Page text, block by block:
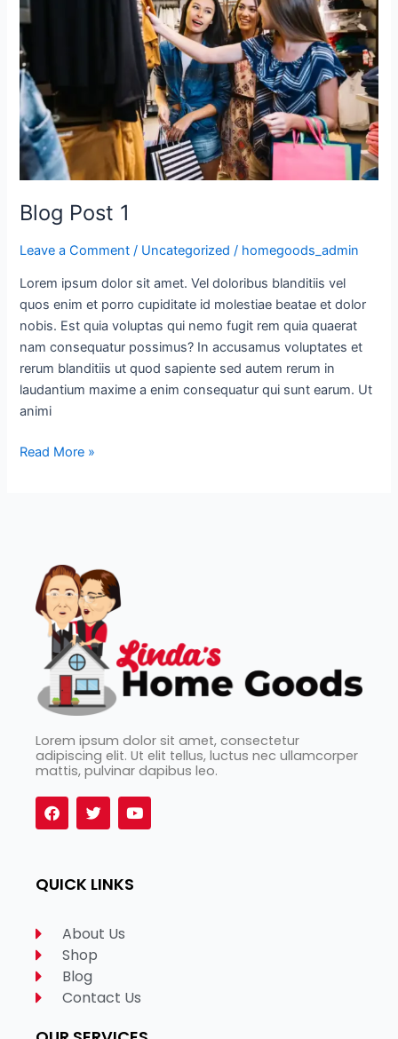
Blog Post 1
Leave a Comment / Uncategorized / homegoods_admin
Lorem ipsum dolor sit amet. Vel doloribus blanditiis vel
quos enim et porro cupiditate id molestiae beatae et dolor
nobis. Est quia voluptas qui nemo fugit rem quia quaerat
nam consequatur possimus? In accusamus voluptates et
rerum blanditiis ut quod sapiente sed autem rerum in
laudantium maxime a enim consequatur qui sunt earum. Ut
animi
Read More »
Lorem ipsum dolor sit amet, consectetur
adipiscing elit. Ut elit tellus, luctus nec ullamcorper
mattis, pulvinar dapibus leo.
F
a
c
o
o
T
w
i
e
r
Y
o
u
b
e
QUICK LINKS
About Us
Shop
Blog
Contact Us